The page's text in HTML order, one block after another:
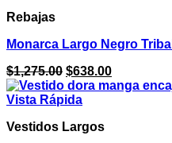
Rebajas
Monarca Largo Negro Tribal
$1,275.00 El
precio
original
$1,275.00.
$638.00El
precio
Vista Rápida
Vestidos Largos